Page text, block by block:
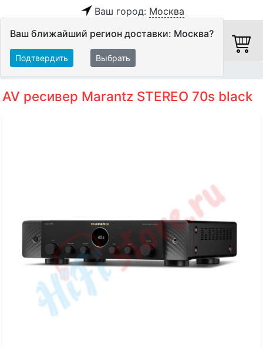
Ваш город: Москва
Ваш ближайший регион доставки: Москва?
Подтвердить Выбрать
AV ресивер Marantz STEREO 70s black